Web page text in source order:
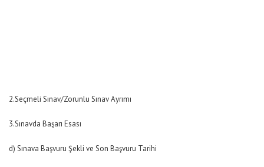
2.Seçmeli Sınav/Zorunlu Sınav Ayrımı
3.Sınavda Başarı Esası
d) Sınava Başvuru Şekli ve Son Başvuru Tarihi